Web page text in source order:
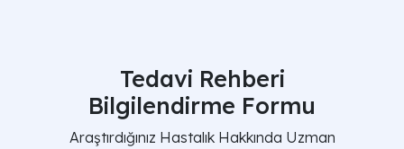
Tedavi Rehberi
Bilgilendirme Formu
Araştırdığınız Hastalık Hakkında Uzman